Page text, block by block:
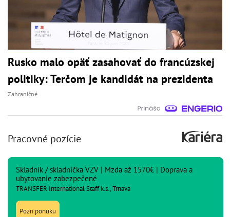
Rusko malo opäť zasahovať do francúzskej
politiky: Terčom je kandidát na prezidenta
Zahraničné
Pracovné pozície
Skladník / skladníčka VZV | Mzda až 1570€ | Doprava a
ubytovanie zabezpečené
TRANSFER International Staff k.s., Trnava
Pozri ponuku